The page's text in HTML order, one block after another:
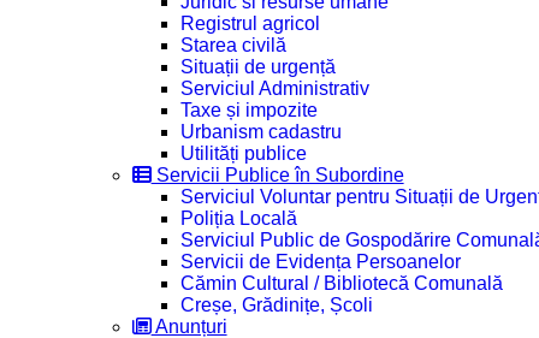
Registrul agricol
Starea civilă
Situații de urgență
Serviciul Administrativ
Taxe și impozite
Urbanism cadastru
Utilități publice
Servicii Publice în Subordine
Serviciul Voluntar pentru Situații de
Poliția Locală
Serviciul Public de Gospodărire
Servicii de Evidența Persoanelor
Cămin Cultural / Bibliotecă Comunală
Creșe, Grădinițe, Școli
Anunțuri